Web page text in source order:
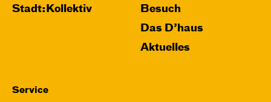
Stadt:Kollektiv
Besuch
Das D’haus
Aktuelles
Service